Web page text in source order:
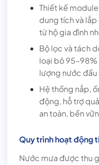
Thiết kế
dung tích và
từ hộ gia đình
Bộ lọc và tách
loại bỏ
lượng nước đầu
Hệ thống nắp,
động, hỗ trợ
an toàn, bền
Quy trình hoạt động
Nước mưa được thu